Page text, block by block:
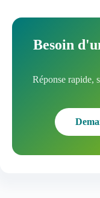
Besoin
Réponse rapide,